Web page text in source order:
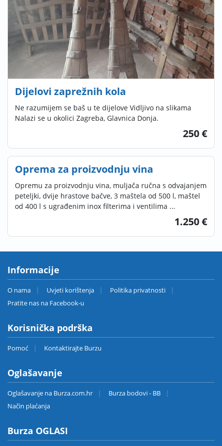
Dijelovi zaprežnih kola
Ne razumijem se baš u te dijelove Vidljivo na slikama
Nalazi se u okolici Zagreba, Glavnica Donja.
250 €
Oprema za proizvodnju vina
Opremu za proizvodnju vina, muljača ručna s odvajanjem
peteljki, dvije hrastove bačve, 3 maštela od 500 l, maštel
od 400 l s ugrađenim inox filterima i ventilima ...
1.250 €
Informacije
O nama Uvjeti korištenja
Politika privatnosti
Pratite nas na Facebook-u
Korisnička podrška
Pomoć Kontaktirajte Burzu
Oglašavanje
Oglašavanje na Burza.com.hr
Burza bodovi - BB
Način plaćanja
Burza OGLASI